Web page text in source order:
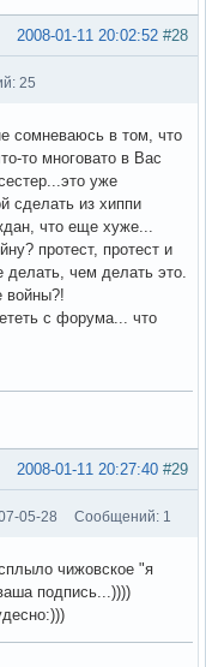
#28
2008-01-11 20:02:52
25
сомневаюсь в том, что
то многовато в Вас
уже
сделать из хиппи
что еще хуже...
протест, протест и
делать, чем делать это.
войны?!
с форума... что
#29
2008-01-11 20:27:40
05-28 Сообщений: 1
чижовское "я
подпись...))))